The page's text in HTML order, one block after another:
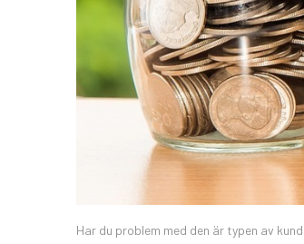
Har du problem med den är typen av